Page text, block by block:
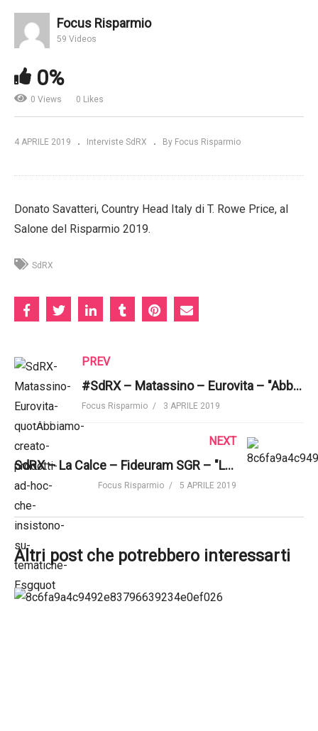
SdRX – La Calce – Fideuram SGR – "La sostenibilità
trasformerà il DNA degli investimenti"
Focus Risparmio
59 Videos
0%
0 Views 0 Likes
4 APRILE 2019 Interviste SdRX By Focus Risparmio
Donato Savatteri, Country Head Italy di T. Rowe Price, al
Salone del Risparmio 2019.
SdRX
PREV
#SdRX – Matassino – Eurovita – "Abbiamo creato prodotti ad hoc che insistono su tematiche Esg"
Focus Risparmio 3 APRILE 2019
NEXT
SdRX – La Calce – Fideuram SGR – "La sostenibilità trasformerà il DNA degli investimenti"
Focus Risparmio 5 APRILE 2019
Altri post che potrebbero interessarti